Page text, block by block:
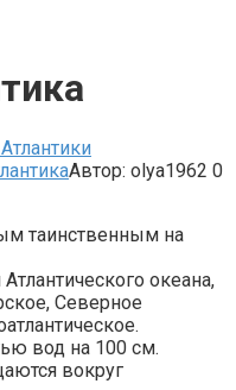
Автор: olya1962 0
таинственным на
океана,
Северное
вод на 100 см.
вокруг